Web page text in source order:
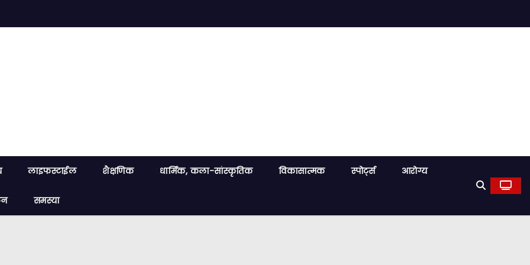
लाइफस्टाईल शैक्षणिक धार्मिक, कला-सांस्कृतिक विकासात्मक स्पोर्ट्स आरोग्य
समस्या